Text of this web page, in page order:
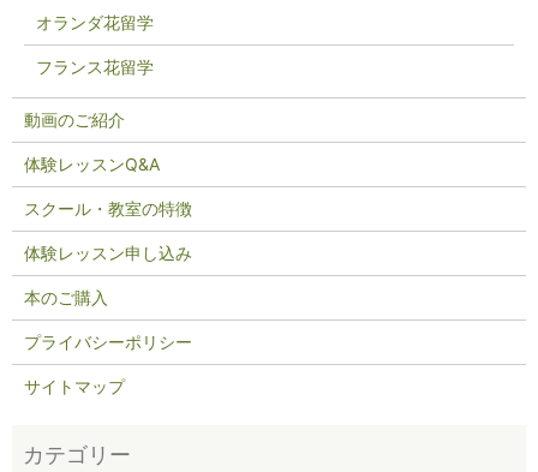
オランダ花留学
フランス花留学
動画のご紹介
体験レッスンQ&A
スクール・教室の特徴
体験レッスン申し込み
本のご購入
プライバシーポリシー
サイトマップ